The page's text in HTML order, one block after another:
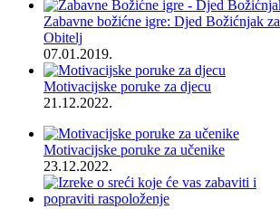
Zabavne božićne igre: Djed Božićnjak za
Obitelj
07.01.2019.
Motivacijske poruke za djecu
21.12.2022.
Motivacijske poruke za učenike
23.12.2022.